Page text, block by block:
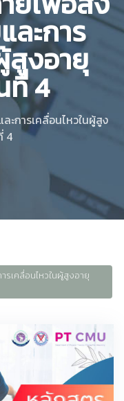
ละการ
สูงอายุ
ที่ 4
ะการเคลื่อนไหวในผู้สูง
4
รเคลื่อนไหวในผู้สูงอายุ